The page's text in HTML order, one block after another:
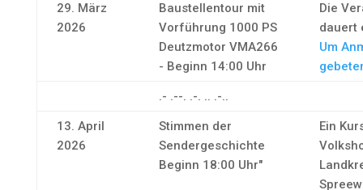
29. März
2026
Baustellentour mit
Vorführung 1000 PS
Deutzmotor VMA266
- Beginn 14:00 Uhr
Die
dauert
Um
.- .--. .-. .. .-..
13. April
2026
Stimmen der
Sendergeschichte
Beginn 18:00 Uhr"
Ein